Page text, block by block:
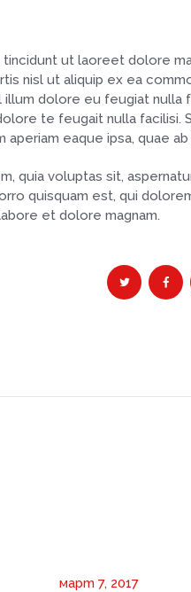
ut laoreet dolore
nisl ut aliquip ex ea
dolore eu feugiat nulla
te feugait nulla facilisi.
eaque ipsa, quae
quia voluptas sit,
quisquam est, qui
et dolore magnam.
март 7, 2017